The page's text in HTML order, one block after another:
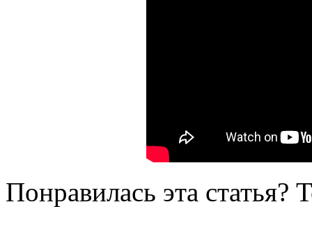
Понравилась эта статья?